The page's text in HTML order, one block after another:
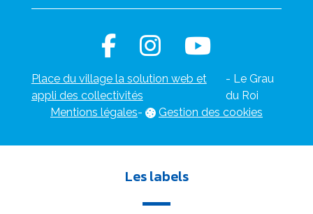
Place du village la solution web et
appli des collectivités
- Le Grau
du Roi
Mentions légales- Gestion des cookies
Les labels